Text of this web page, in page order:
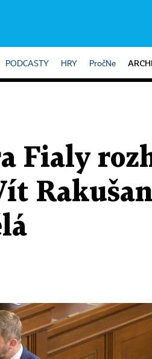
PODCASTY HRY PročNe
Fialy